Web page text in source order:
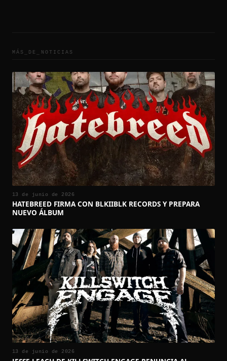
MÁS_DE_ NOTICIAS
13 de junio de 2026
HATEBREED FIRMA CON BLKIIBLK RECORDS Y PREPARA
NUEVO ÁLBUM
13 de junio de 2026